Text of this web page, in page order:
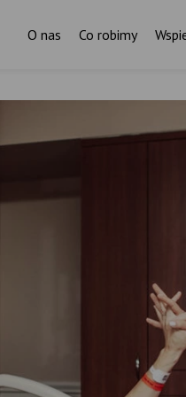
O nas Co robimy
Za każdym
stoi
I ktoś,
stałym